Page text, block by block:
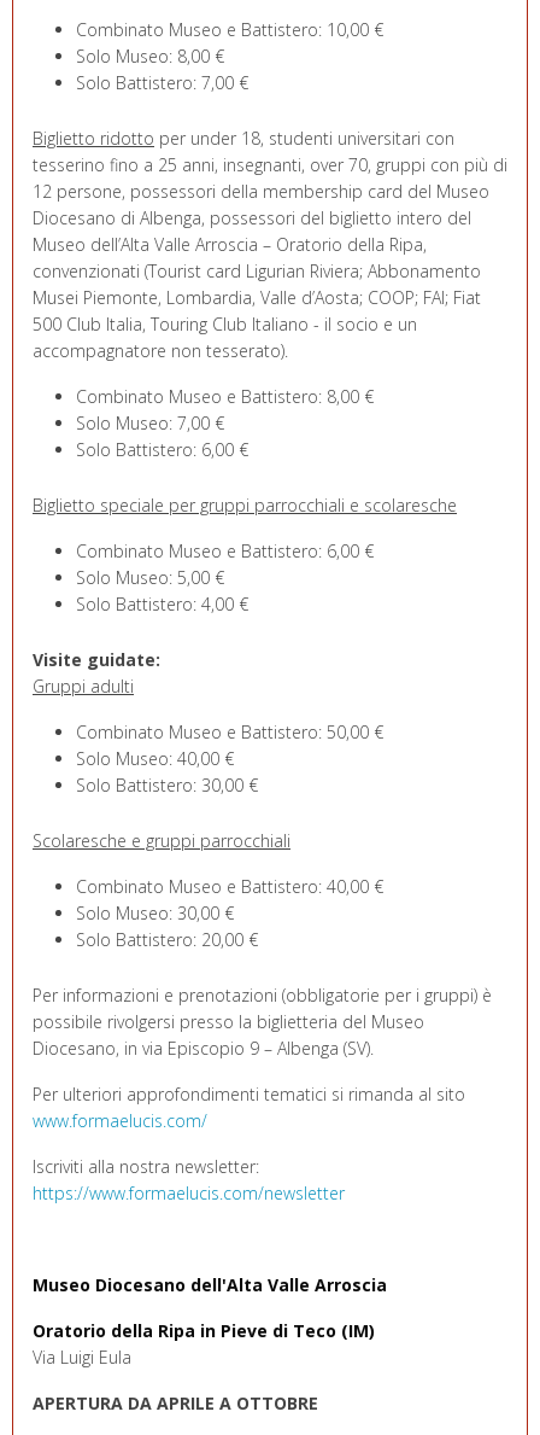
Combinato Museo e Battistero: 10,00 €
Solo Museo: 8,00 €
Solo Battistero: 7,00 €
Biglietto ridotto per under 18, studenti universitari con
tesserino fino a 25 anni, insegnanti, over 70, gruppi con più di
12 persone, possessori della membership card del Museo
Diocesano di Albenga, possessori del biglietto intero del
Museo dell’Alta Valle Arroscia – Oratorio della Ripa,
convenzionati (Tourist card Ligurian Riviera; Abbonamento
Musei Piemonte, Lombardia, Valle d’Aosta; COOP; FAI; Fiat
500 Club Italia, Touring Club Italiano - il socio e un
accompagnatore non tesserato).
Combinato Museo e Battistero: 8,00 €
Solo Museo: 7,00 €
Solo Battistero: 6,00 €
Biglietto speciale per gruppi parrocchiali e scolaresche
Combinato Museo e Battistero: 6,00 €
Solo Museo: 5,00 €
Solo Battistero: 4,00 €
Visite guidate:
Gruppi adulti
Combinato Museo e Battistero: 50,00 €
Solo Museo: 40,00 €
Solo Battistero: 30,00 €
Scolaresche e gruppi parrocchiali
Combinato Museo e Battistero: 40,00 €
Solo Museo: 30,00 €
Solo Battistero: 20,00 €
Per informazioni e prenotazioni (obbligatorie per i gruppi) è
possibile rivolgersi presso la biglietteria del Museo
Diocesano, in via Episcopio 9 – Albenga (SV).
Per ulteriori approfondimenti tematici si rimanda al sito
www.formaelucis.com/
Iscriviti alla nostra newsletter:
https://www.formaelucis.com/newsletter
Museo Diocesano dell'Alta Valle Arroscia
Oratorio della Ripa in Pieve di Teco (IM)
Via Luigi Eula
APERTURA DA APRILE A OTTOBRE